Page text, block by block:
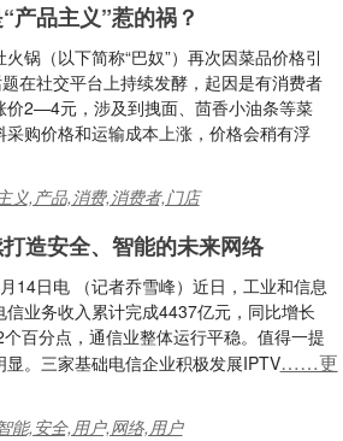
产品主义”惹的祸？
锅（以下简称“巴奴”）再次因菜品价格引
在社交平台上持续发酵，起因是有消费者
价2—4元，涉及到拽面、茴香小油条等菜
购价格和运输成本上涨，价格会稍有浮
义,产品,消费,消费者,门店
造安全、智能的未来网络
14日电 （记者乔雪峰）近日，工业和信息
业务收入累计完成4437亿元，同比增长
百分点，通信业整体运行平稳。值得一提
。三家基础电信企业积极发展IPTV……更
能,安全,用户,网络,用户